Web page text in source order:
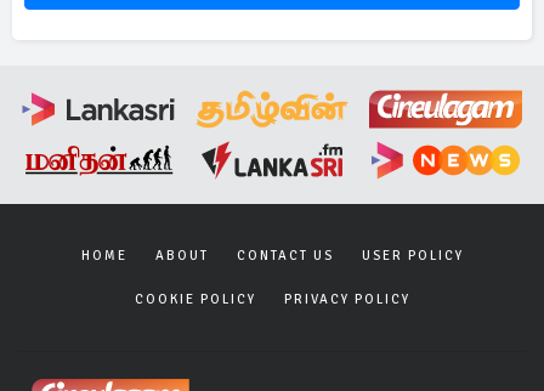
HOME ABOUT CONTACT US USER POLICY
COOKIE POLICY PRIVACY POLICY